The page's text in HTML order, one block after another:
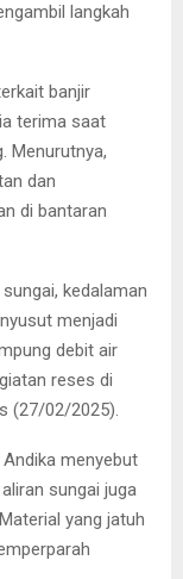
langkah
banjir
terima saat
Menurutnya,
dan
di bantaran
kedalaman
menjadi
debit air
reses di
(27/02/2025).
menyebut
sungai juga
yang jatuh